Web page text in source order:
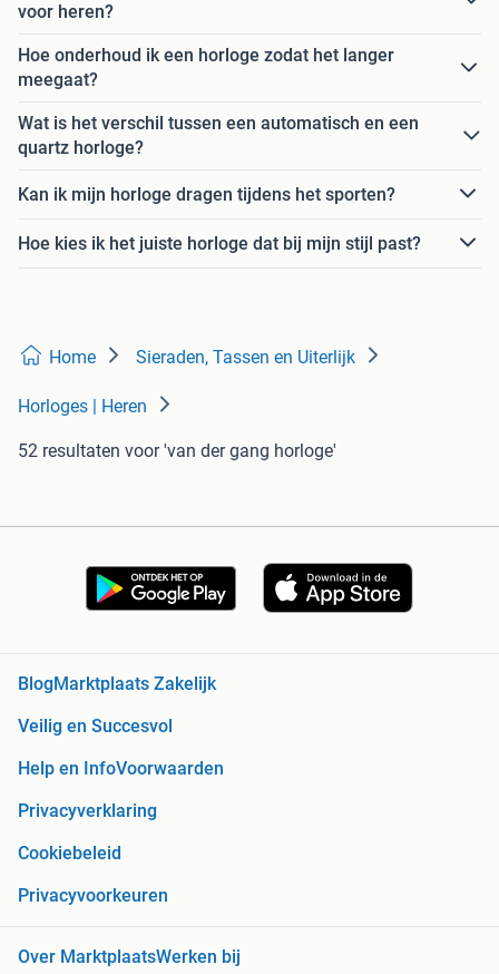
voor heren?
Hoe onderhoud ik een horloge zodat het langer
meegaat?
Wat is het verschil tussen een automatisch en een
quartz horloge?
Kan ik mijn horloge dragen tijdens het sporten?
Hoe kies ik het juiste horloge dat bij mijn stijl past?
Home Sieraden, Tassen en Uiterlijk
Horloges | Heren
52 resultaten voor 'van der gang horloge'
Blog Marktplaats Zakelijk
Veilig en Succesvol
Help en InfoVoorwaarden
Privacyverklaring
Cookiebeleid
Privacyvoorkeuren
Over MarktplaatsWerken bij